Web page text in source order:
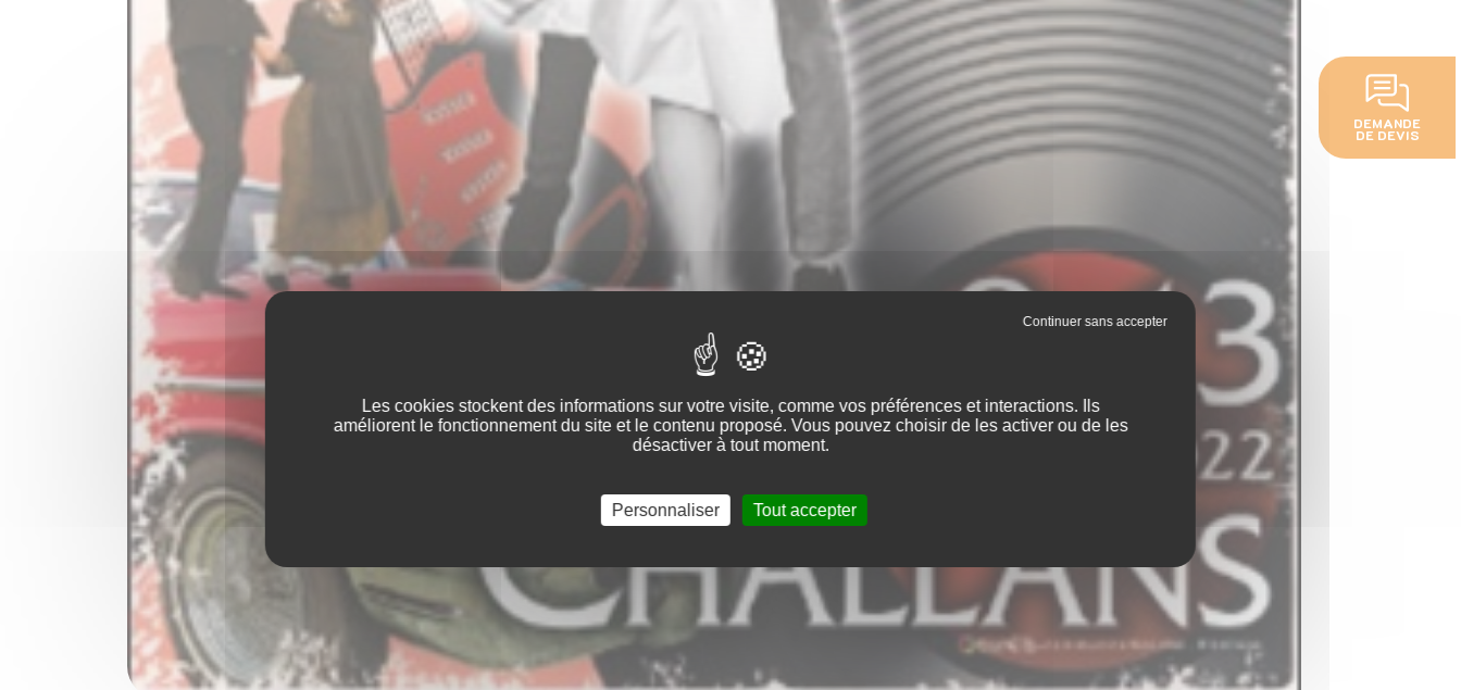
DEMANDE
DE DEVIS
Les cookies stockent des informations sur votre visite, comme vos préférences et interactions. Ils
améliorent le fonctionnement du site et le contenu proposé. Vous pouvez choisir de les activer ou de les
désactiver à tout moment.
Tout accepter
Personnaliser